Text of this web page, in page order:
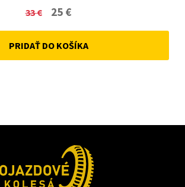
33€
Original
price
was:
25 €
price
is:
PRIDAŤ DO KOŠÍKA